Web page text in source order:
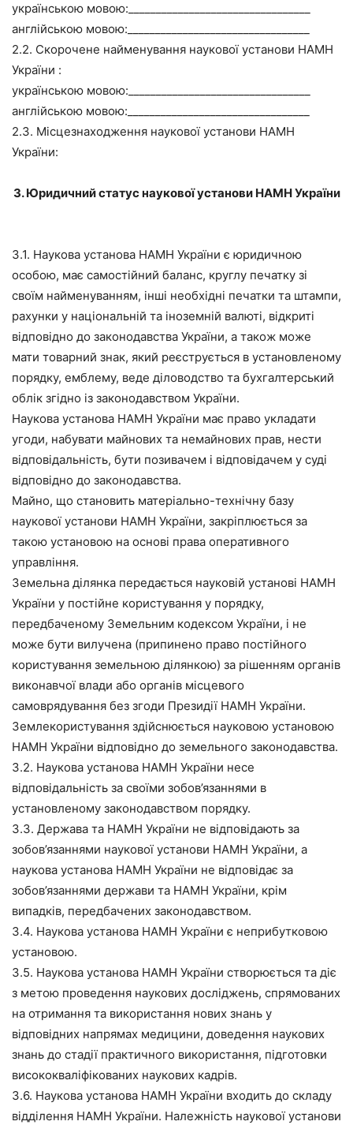
українською мовою:_________________________________
англійською мовою:_________________________________
2.2. Скорочене найменування наукової установи НАМН
України :
українською мовою:_________________________________
англійською мовою:_________________________________
2.3. Місцезнаходження наукової установи НАМН
України:
3. Юридичний статус наукової установи НАМН України
3.1. Наукова установа НАМН України є юридичною
особою, має самостійний баланс, круглу печатку зі
своїм найменуванням, інші необхідні печатки та штампи,
рахунки у національній та іноземній валюті, відкриті
відповідно до законодавства України, а також може
мати товарний знак, який реєструється в установленому
порядку, емблему, веде діловодство та бухгалтерський
облік згідно із законодавством України.
Наукова установа НАМН України має право укладати
угоди, набувати майнових та немайнових прав, нести
відповідальність, бути позивачем і відповідачем у суді
відповідно до законодавства.
Майно, що становить матеріально-технічну базу
наукової установи НАМН України, закріплюється за
такою установою на основі права оперативного
управління.
Земельна ділянка передається науковій установі НАМН
України у постійне користування у порядку,
передбаченому Земельним кодексом України, і не
може бути вилучена (припинено право постійного
користування земельною ділянкою) за рішенням органів
виконавчої влади або органів місцевого
самоврядування без згоди Президії НАМН України.
Землекористування здійснюється науковою установою
НАМН України відповідно до земельного законодавства.
3.2. Наукова установа НАМН України несе
відповідальність за своїми зобов’язаннями в
установленому законодавством порядку.
3.3. Держава та НАМН України не відповідають за
зобов’язаннями наукової установи НАМН України, а
наукова установа НАМН України не відповідає за
зобов’язаннями держави та НАМН України, крім
випадків, передбачених законодавством.
3.4. Наукова установа НАМН України є неприбутковою
установою.
3.5. Наукова установа НАМН України створюється та діє
з метою проведення наукових досліджень, спрямованих
на отримання та використання нових знань у
відповідних напрямах медицини, доведення наукових
знань до стадії практичного використання, підготовки
висококваліфікованих наукових кадрів.
3.6. Наукова установа НАМН України входить до складу
відділення НАМН України. Належність наукової установи